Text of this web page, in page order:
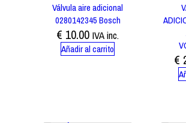
Válvula aire adicional
0280142345 Bosch
€ 10.00 IVA inc.
Añadir al carrito
€